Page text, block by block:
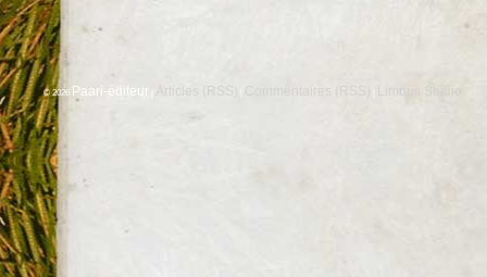
© 2026 Paari-éditeur Articles (RSS)